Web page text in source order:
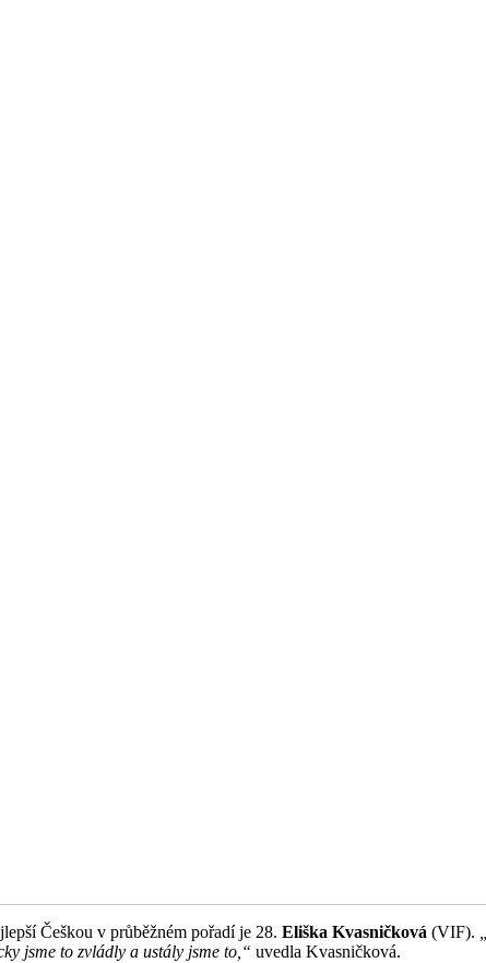
Češkou v průběžném pořadí je 28. Eliška Kvasničková (VIF).
jsme to zvládly a ustály jsme to,“ uvedla Kvasničková.